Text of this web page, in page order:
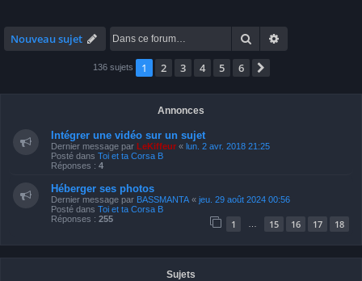
Nouveau sujet Rechercher
136 sujets 1 2 3 4 5 6
Annonces
Intégrer une vidéo sur un sujet
Dernier message par LeKiffeur « lun. 2 avr. 2018 21:25
Posté dans Toi et ta Corsa B
Réponses : 4
Héberger ses photos
Dernier message par BASSMANTA « jeu. 29 août 2024 00:56
Posté dans Toi et ta Corsa B
Réponses : 255 1 15 16 17 18
Sujets